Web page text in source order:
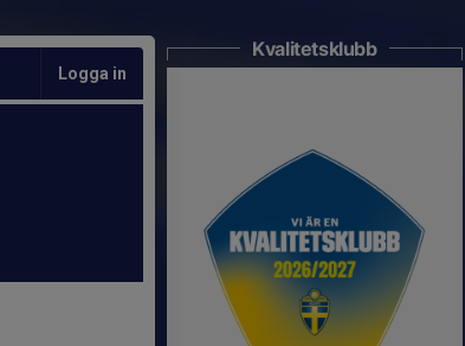
Logga in
Kvalitetsklubb